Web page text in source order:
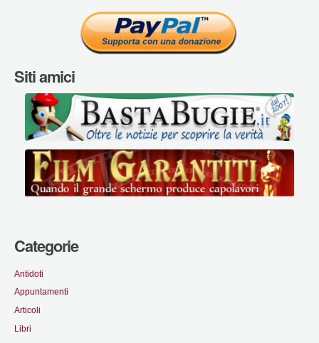
Siti amici
Categorie
Antidoti
Appuntamenti
Articoli
Libri